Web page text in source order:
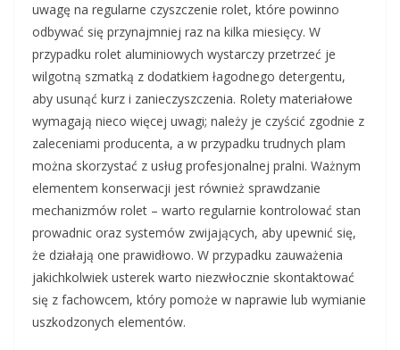
uwagę na regularne czyszczenie rolet, które powinno
odbywać się przynajmniej raz na kilka miesięcy. W
przypadku rolet aluminiowych wystarczy przetrzeć je
wilgotną szmatką z dodatkiem łagodnego detergentu,
aby usunąć kurz i zanieczyszczenia. Rolety materiałowe
wymagają nieco więcej uwagi; należy je czyścić zgodnie z
zaleceniami producenta, a w przypadku trudnych plam
można skorzystać z usług profesjonalnej pralni. Ważnym
elementem konserwacji jest również sprawdzanie
mechanizmów rolet – warto regularnie kontrolować stan
prowadnic oraz systemów zwijających, aby upewnić się,
że działają one prawidłowo. W przypadku zauważenia
jakichkolwiek usterek warto niezwłocznie skontaktować
się z fachowcem, który pomoże w naprawie lub wymianie
uszkodzonych elementów.